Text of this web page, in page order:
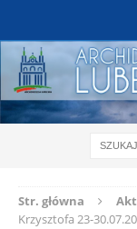
Str. główna
Krzysztofa 23-